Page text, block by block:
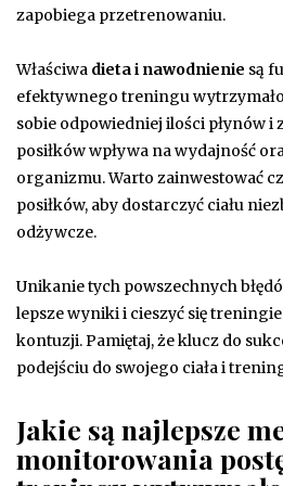
zapobiega przetrenowaniu.
Właściwa dieta i nawodnienie są
efektywnego treningu
sobie odpowiedniej ilości płynów i
posiłków wpływa na wydajność
organizmu. Warto zainwestować
posiłków, aby dostarczyć ciału
odżywcze.
Unikanie tych powszechnych
lepsze wyniki i cieszyć się
kontuzji. Pamiętaj, że klucz do
podejściu do swojego ciała i
Jakie są najlepsze
monitorowania